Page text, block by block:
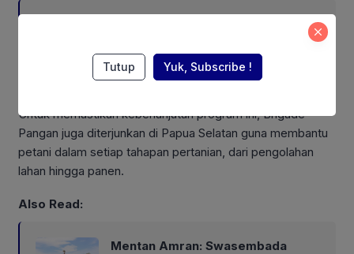
Pengalaman dan Konsep Holistik
Untuk memastikan keberlanjutan program ini, Brigade
Pangan juga diterjunkan di Papua Selatan guna membantu
petani dalam setiap tahapan pertanian, dari pengolahan
lahan hingga panen.
Also Read:
Mentan Amran: Swasembada
Tutup Yuk, Subscribe !